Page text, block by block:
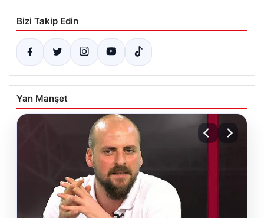
Bizi Takip Edin
Yan Manşet